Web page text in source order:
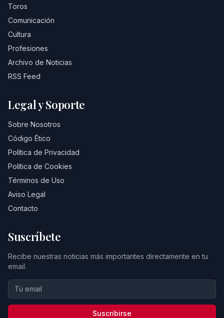
Toros
Comunicación
Cultura
Profesiones
Archivo de Noticias
RSS Feed
Legal y Soporte
Sobre Nosotros
Código Ético
Política de Privacidad
Política de Cookies
Términos de Uso
Aviso Legal
Contacto
Suscríbete
Recibe nuestras noticias más importantes directamente en tu
email.
Suscribirse